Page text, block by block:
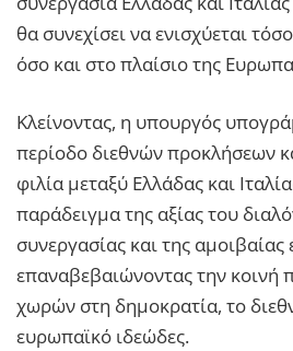
θα συνεχίσει να ενισχύεται
όσο και στο πλαίσιο της
Κλείνοντας, η υπουργός
περίοδο διεθνών προκλήσεων
φιλία μεταξύ Ελλάδας και
παράδειγμα της αξίας του
συνεργασίας και της
επαναβεβαιώνοντας την
χωρών στη δημοκρατία, το
ευρωπαϊκό ιδεώδες.